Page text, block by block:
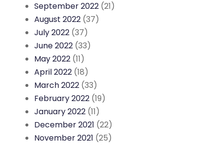
September 2022 (21)
August 2022 (37)
July 2022 (37)
June 2022 (33)
May 2022 (11)
April 2022 (18)
March 2022 (33)
February 2022 (19)
January 2022 (11)
December 2021 (22)
November 2021 (25)